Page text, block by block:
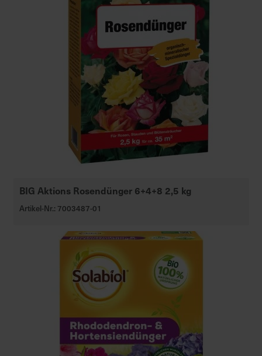
BIG Aktions Rosendünger 6+4+8 2,5 kg
Artikel-Nr.: 7003487-01